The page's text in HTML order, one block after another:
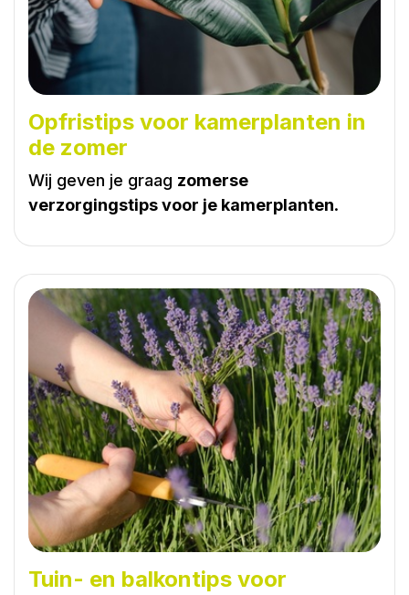
Opfristips voor kamerplanten in
de zomer
Wij geven je graag zomerse
verzorgingstips voor je kamerplanten.
Tuin- en balkontips voor